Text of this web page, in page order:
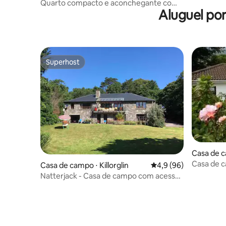
Quarto compacto e aconchegante com
Aluguel
Superhost
Superhost
Casa de campo ⋅ Killorglin 4,9 de uma avaliação
4,9 (96)
Natterjack - Casa de campo com acesso
Casa de
Casa de